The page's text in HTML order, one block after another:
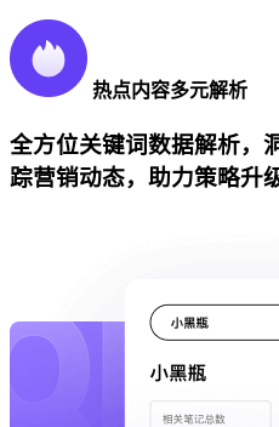
热点内容多元解析
全方位关键词数据解析，
踪营销动态，助力策略升